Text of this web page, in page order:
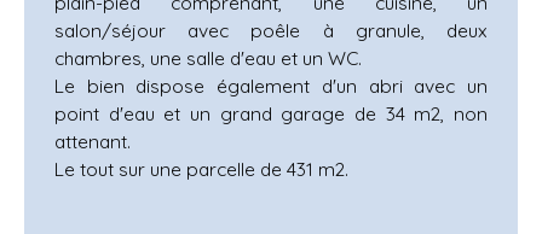
salon/séjour avec poêle à granule, deux
chambres, une salle d'eau et un WC.
Le bien dispose également d'un abri avec un
point d'eau et un grand garage de 34 m2, non
attenant.
Le tout sur une parcelle de 431 m2.